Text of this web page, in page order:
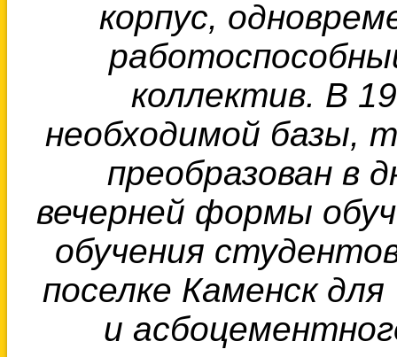
корпус,
коллектив. В
необходимой базы,
преобразован в
вечерней формы
обучения
поселке Каменск
и